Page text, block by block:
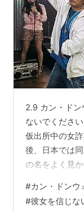
2.9 カン・ドン
ないでくださ
仮出所中の女
後、日本では
の名をよく見
第一線にいる
てきた時期だ
#カン・ドンウ
#彼女を信じな